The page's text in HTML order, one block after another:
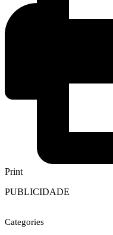
Print
PUBLICIDADE
Categories